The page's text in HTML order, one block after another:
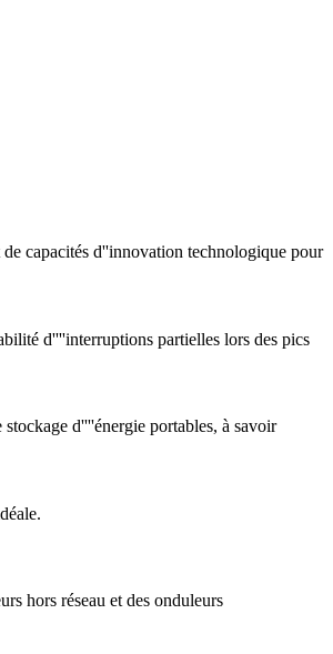
capacités d''innovation technologique pour
d''''interruptions partielles lors des pics
d''''énergie portables, à savoir
hors réseau et des onduleurs